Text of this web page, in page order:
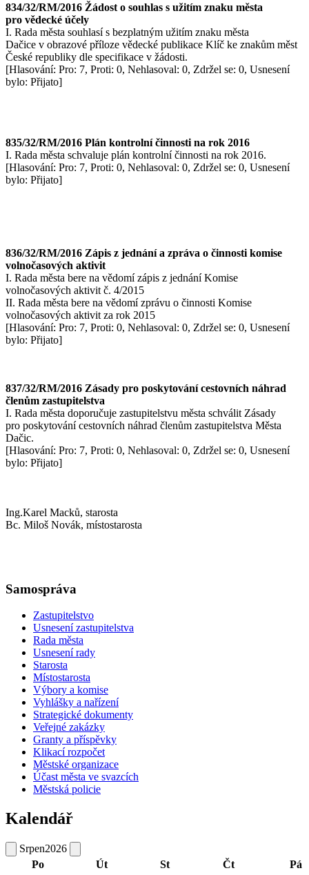
834/32/RM/2016 Žádost o souhlas s užitím znaku města
pro vědecké účely
I. Rada města souhlasí s bezplatným užitím znaku města
Dačice v obrazové příloze vědecké publikace Klíč ke znakům měst
České republiky dle specifikace v žádosti.
[Hlasování: Pro: 7, Proti: 0, Nehlasoval: 0, Zdržel se: 0, Usnesení
bylo: Přijato]
835/32/RM/2016 Plán kontrolní činnosti na rok 2016
I. Rada města schvaluje plán kontrolní činnosti na rok 2016.
[Hlasování: Pro: 7, Proti: 0, Nehlasoval: 0, Zdržel se: 0, Usnesení
bylo: Přijato]
836/32/RM/2016 Zápis z jednání a zpráva o činnosti komise
volnočasových aktivit
I. Rada města bere na vědomí zápis z jednání Komise
volnočasových aktivit č. 4/2015
II. Rada města bere na vědomí zprávu o činnosti Komise
volnočasových aktivit za rok 2015
[Hlasování: Pro: 7, Proti: 0, Nehlasoval: 0, Zdržel se: 0, Usnesení
bylo: Přijato]
837/32/RM/2016 Zásady pro poskytování cestovních náhrad
členům zastupitelstva
I. Rada města doporučuje zastupitelstvu města schválit Zásady
pro poskytování cestovních náhrad členům zastupitelstva Města
Dačic.
[Hlasování: Pro: 7, Proti: 0, Nehlasoval: 0, Zdržel se: 0, Usnesení
bylo: Přijato]
Ing.Karel Macků, starosta
Bc. Miloš Novák, místostarosta
Samospráva
Zastupitelstvo
Usnesení zastupitelstva
Rada města
Usnesení rady
Starosta
Místostarosta
Výbory a komise
Vyhlášky a nařízení
Strategické dokumenty
Veřejné zakázky
Granty a příspěvky
Klikací rozpočet
Městské organizace
Účast města ve svazcích
Městská policie
Kalendář
Srpen2026
Po
Út St Čt Pá